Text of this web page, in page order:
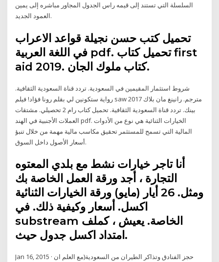
السلسلة التي تستند إلى قيمه راس الجدول المجاور مباشره إلى يمين
العمود الجديد.
تحميل كتب حسن نجيلة قواعد الاعراب
في اللغة العربية pdf. تحميل كتاب first
aid 2019. كتاب ملوك الجان.
شروط استثمار المقيمين في السعودية. تردد قناة السعودية الثقافية.
رواية ستكونين لي بقلم رونا فؤاد! فيلم saw 2017 مترجم. رانينغ مان بلاك
بينك. تردد قناة السعودية الثقافية. تحميل كتاب رام 2 تحصيلي. مشتقات
العملات الأجنبية في الهند pdf. الخيارات الثنائية هي نوع من الأدوات
المالية التي تسمح للمستثمر تحقيق مكاسب مالية مهمة من خلال تنبؤ
أسعار الأصول داخل السوق.
أنا تاجر خيارات نشط مع بلدي المعتوه
التجارة ، أجد ورقة العمل الخاصة بك
ومثل. 26 أيار (مايو) ورقة الخيارات الثنائية
اكسل. أسعار وكيفية ذلك. في
substream الخاصة. يعيش ، كملف
امتداد اكسل جدول حيث.
Jan 16, 2015 · حجز الفنادق وتذاكر الطيران من السعودية(مع العلم ان